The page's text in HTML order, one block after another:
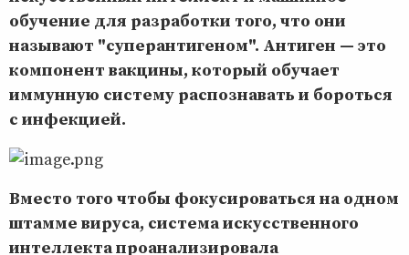
обучение для разработки того, что они
называют "суперантигеном". Антиген — это
компонент вакцины, который обучает
иммунную систему распознавать и бороться
с инфекцией.
Вместо того чтобы фокусироваться на одном
штамме вируса, система искусственного
интеллекта проанализировала